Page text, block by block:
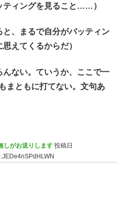
ティングを見ること……）
、まるで自分がバッティン
えてくるからだ）
ない。ていうか、ここで一
まともに打てない。文句あ
しがお送りします 投稿日